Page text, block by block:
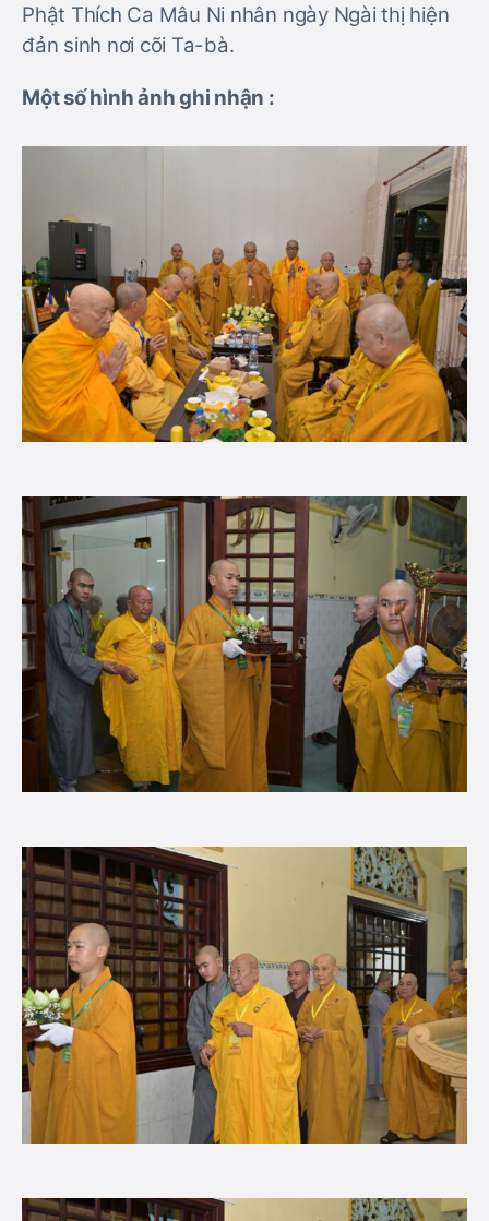
Phật Thích Ca Mâu Ni nhân ngày Ngài thị hiện
đản sinh nơi cõi Ta-bà.
Một số hình ảnh ghi nhận :